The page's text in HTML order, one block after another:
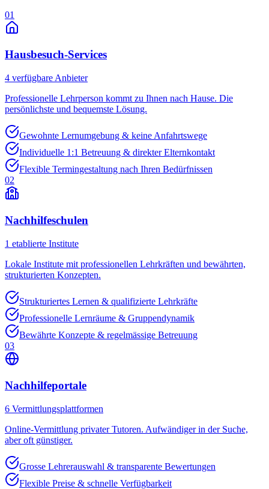
01
Hausbesuch-Services
4 verfügbare Anbieter
Professionelle Lehrperson kommt zu Ihnen nach Hause. Die
persönlichste und bequemste Lösung.
Gewohnte Lernumgebung & keine Anfahrtswege
Individuelle 1:1 Betreuung & direkter Elternkontakt
Flexible Termingestaltung nach Ihren Bedürfnissen
02
Nachhilfeschulen
1 etablierte Institute
Lokale Institute mit professionellen Lehrkräften und bewährten,
strukturierten Konzepten.
Strukturiertes Lernen & qualifizierte Lehrkräfte
Professionelle Lernräume & Gruppendynamik
Bewährte Konzepte & regelmässige Betreuung
03
Nachhilfeportale
6 Vermittlungsplattformen
Online-Vermittlung privater Tutoren. Aufwändiger in der Suche,
aber oft günstiger.
Grosse Lehrerauswahl & transparente Bewertungen
Flexible Preise & schnelle Verfügbarkeit